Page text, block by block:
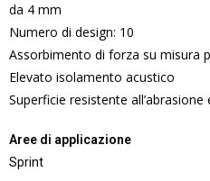
da 4 mm
Numero di design: 10
Assorbimento di forza su misura
Elevato isolamento acustico
Superficie resistente all’abrasione
Aree di applicazione
Sprint